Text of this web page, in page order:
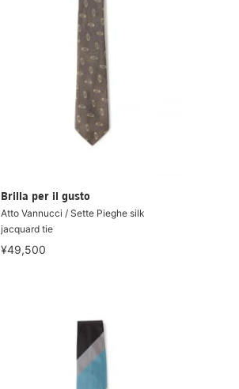
Brilla per il gusto
Atto Vannucci / Sette Pieghe silk
jacquard tie
¥49,500